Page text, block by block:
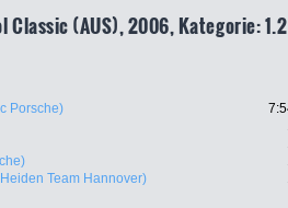
Classic (AUS), 2006, Kategorie: 1.2
Porsche)
Team Hannover)